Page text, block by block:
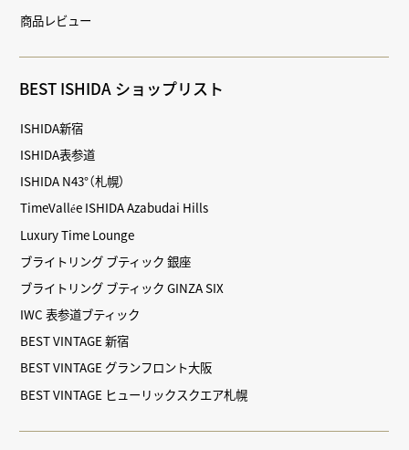
商品レビュー
BEST ISHIDA ショップリスト
ISHIDA新宿
ISHIDA表参道
ISHIDA N43°（札幌）
TimeVallée ISHIDA Azabudai Hills
Luxury Time Lounge
ブライトリング ブティック 銀座
ブライトリング ブティック GINZA SIX
IWC 表参道ブティック
BEST VINTAGE 新宿
BEST VINTAGE グランフロント大阪
BEST VINTAGE ヒューリックスクエア札幌